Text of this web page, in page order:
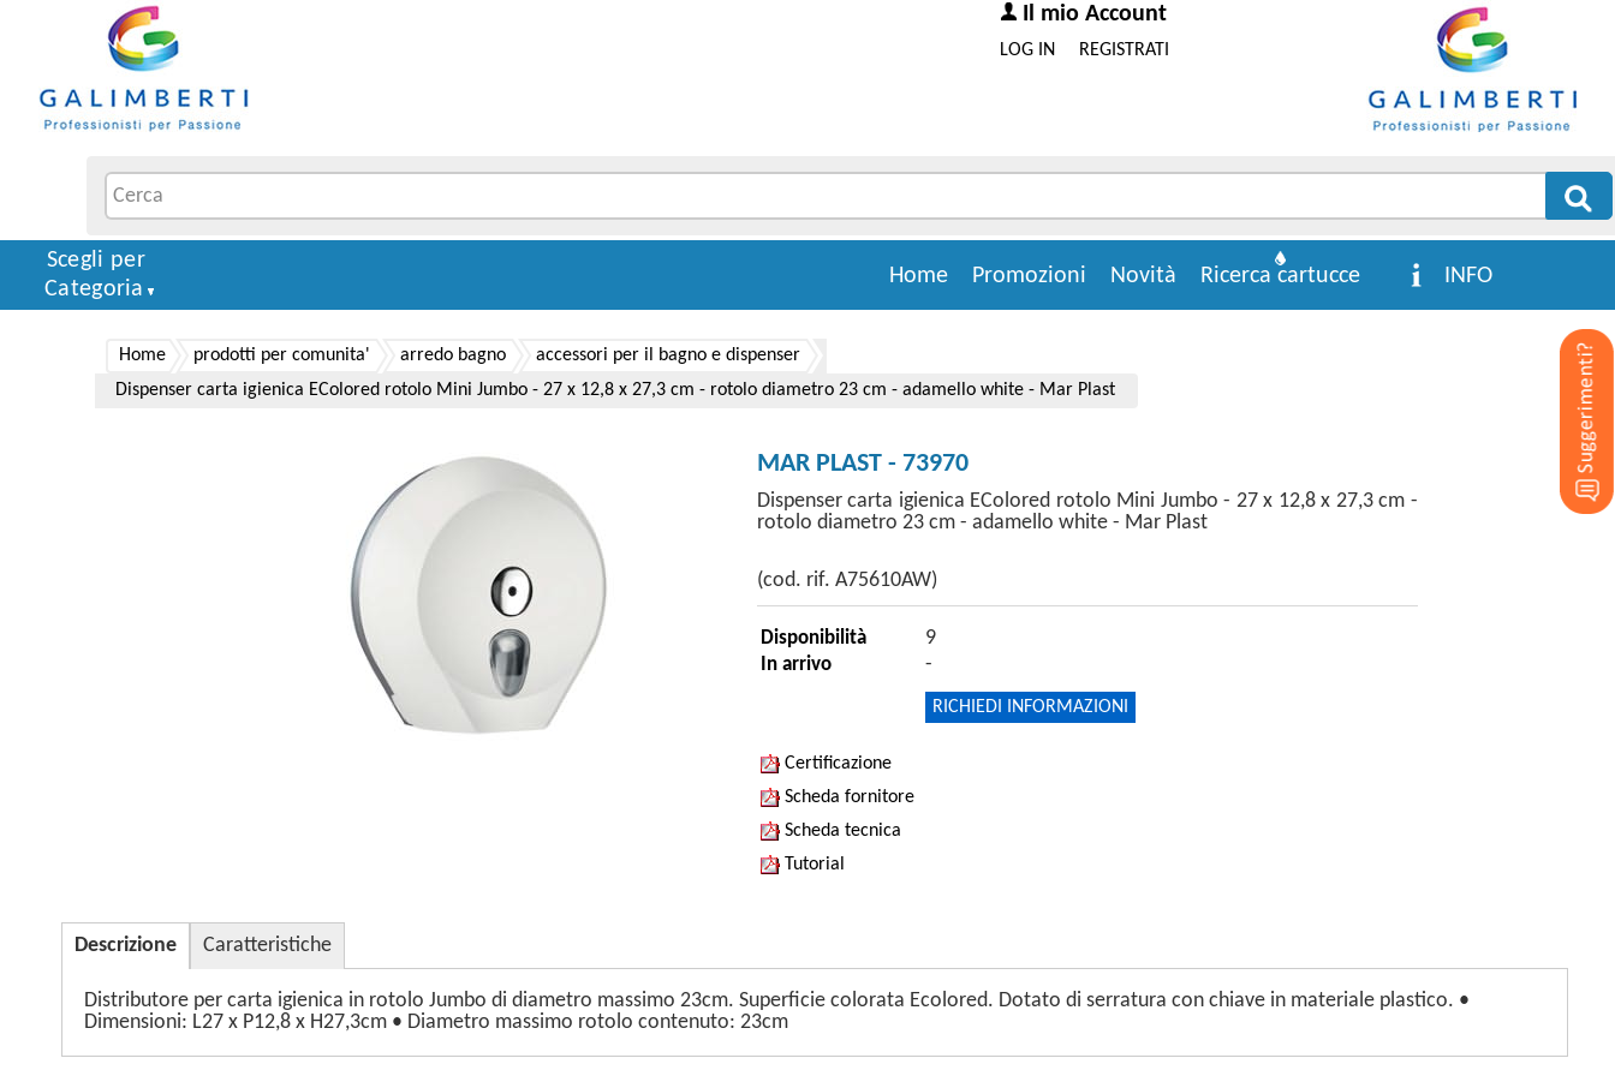
Il mio Account
REGISTRATI
LOG IN
INFO
Ricerca cartucce
Novità
Promozioni
Home
Scegli per
Categoria
Home prodotti per comunita' arredo bagno
accessori per il bagno e dispenser
Dispenser carta igienica EColored rotolo Mini Jumbo - 27 x 12,8 x 27,3 cm - rotolo diametro 23 cm - adamello white - Mar Plast
MAR PLAST - 73970
Dispenser carta igienica EColored rotolo Mini Jumbo - 27 x 12,8 x 27,3 cm -
rotolo diametro 23 cm - adamello white - Mar Plast
(cod. rif. A75610AW)
Disponibilità 9
In arrivo -
RICHIEDI INFORMAZIONI
Certificazione
Scheda fornitore
Scheda tecnica
Tutorial
Descrizione Caratteristiche
Distributore per carta igienica in rotolo Jumbo di diametro massimo 23cm. Superficie colorata Ecolored. Dotato di serratura con chiave in materiale plastico. •
Dimensioni: L27 x P12,8 x H27,3cm • Diametro massimo rotolo contenuto: 23cm